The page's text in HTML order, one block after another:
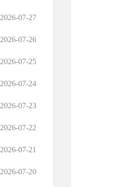
2026-07-27
2026-07-26
2026-07-25
2026-07-24
2026-07-23
2026-07-22
2026-07-21
2026-07-20